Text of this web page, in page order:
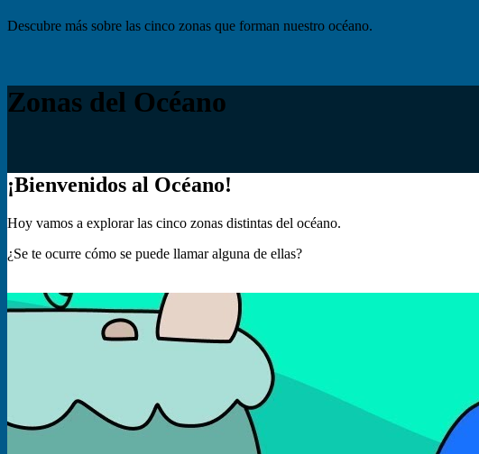
Descubre más sobre las cinco zonas que forman nuestro océano.
Zonas del Océano
¡Bienvenidos al Océano!
Hoy vamos a explorar las cinco zonas distintas del océano.
¿Se te ocurre cómo se puede llamar alguna de ellas?